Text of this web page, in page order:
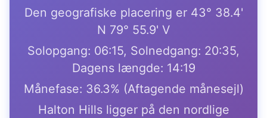
Den geografiske placering er 43° 38.4'
N 79° 55.9' V
Solopgang: 06:15, Solnedgang: 20:35,
Dagens længde: 14:19
Månefase: 36.3% (Aftagende månesejl)
Halton Hills ligger på den nordlige